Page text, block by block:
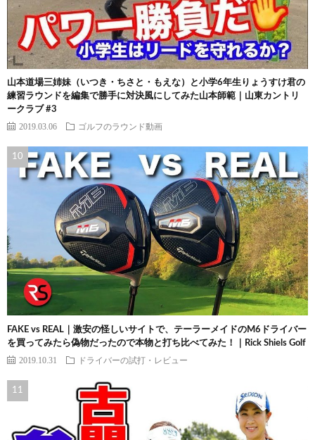
山本道場三姉妹（いつき・ちさと・もえな）と小学6年生りょうすけ君の
練習ラウンドを編集で勝手に対決風にしてみた山本師範｜山東カントリ
ークラブ #3
2019.03.06 ゴルフのラウンド動画
FAKE vs REAL｜激安の怪しいサイトで、テーラーメイドのM6ドライバー
を買ってみたら偽物だったので本物と打ち比べてみた！｜Rick Shiels Golf
2019.10.31 ドライバーの試打・レビュー